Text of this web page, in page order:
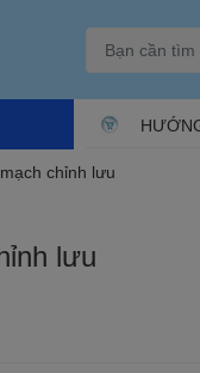
chỉnh lưu
lưu